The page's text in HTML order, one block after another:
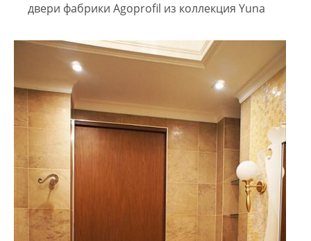
двери фабрики Agoprofil из коллекция Yuna